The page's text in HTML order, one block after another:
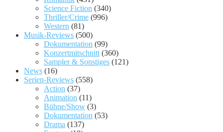
Science Fiction (340)
Thriller/Crime (996)
Western (81)
Musik-Reviews (500)
Dokumentation (99)
Konzertmitschnitt (360)
Sampler & Sonstiges (121)
News (16)
Serien-Reviews (558)
Action (37)
Animation (11)
Bühne/Show (3)
Dokumentation (53)
Drama (137)